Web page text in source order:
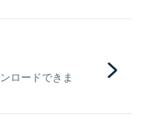
ロードできま